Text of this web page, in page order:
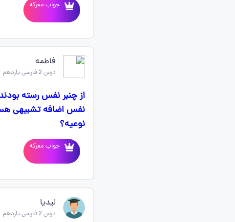
جواب معرکه
فاطمه
درس 2 فارسی یازدهم
از چنبر نفس رسته
نفس اضافه تشبیهی
نوعیه؟
جواب معرکه
لیدیا
درس 2 فارسی یازدهم